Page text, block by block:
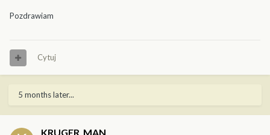
Pozdrawiam
Cytuj
5 months later...
KRUGER_MAN